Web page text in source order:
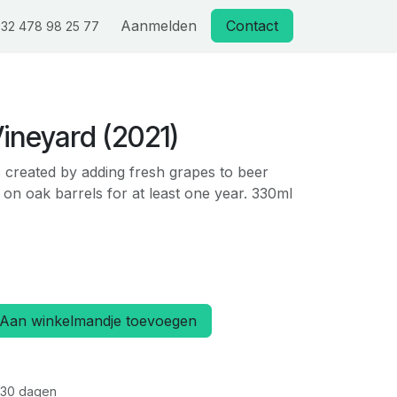
478 98 25 77 Aanmelden Contact
(2021)
created by adding fresh grapes to beer
oak barrels for at least one year. 330ml
winkelmandje toevoegen
dagen